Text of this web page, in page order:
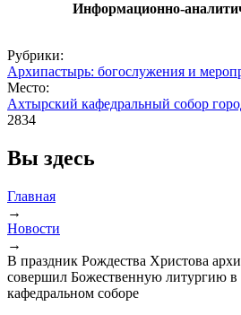
Информационно-
Рубрики:
Архипастырь: богослужения и
Место:
Ахтырский кафедральный собор
2834
Вы здесь
Главная
→
Новости
→
В праздник Рождества Христова
совершил Божественную литургию
кафедральном соборе